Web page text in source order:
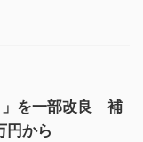
」を一部改良 補
円から